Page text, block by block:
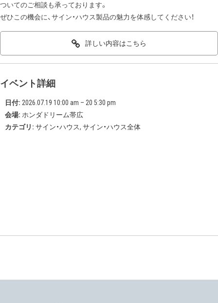
ついてのご相談も承っております。
ぜひこの機会に、サイン・ハウス製品の魅力を体感してください！
詳しい内容はこちら
イベント詳細
日付: 2026.07.19 10:00 am – 20 5:30 pm
会場: ホンダドリーム帯広
カテゴリ: サイン・ハウス, サイン・ハウス全体